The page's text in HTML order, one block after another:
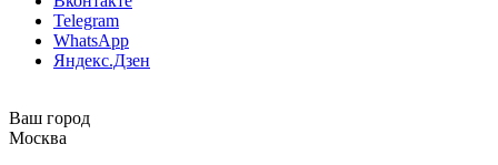
Telegram
WhatsApp
Яндекс.Дзен
Ваш город
Москва